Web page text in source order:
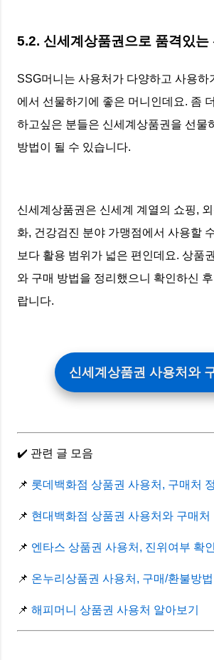
5.2. 신세계상품권으로 품격있는
SSG머니는 사용처가 다양하고 사용하
에서 선물하기에 좋은 머니인데요. 좀
하고싶은 분들은 신세계상품권을 선물
방법이 될 수 있습니다.
신세계상품권은 신세계 계열의 쇼핑,
화, 건강검진 분야 가맹점에서 사용할
보다 활용 범위가 넓은 편인데요. 상품
와 구매 방법을 정리했으니 확인하신
랍니다.
신세계상품권 사용처와
✔️ 관련 글 모음
📌 롯데백화점 상품권 사용처, 구매처
📌 현대백화점 상품권 사용처와 구매처
📌 엔타스 상품권 사용처, 진위여부 확인
📌 온누리상품권 사용처, 구매/환불방법
📌 해피머니 상품권 사용처 알아보기